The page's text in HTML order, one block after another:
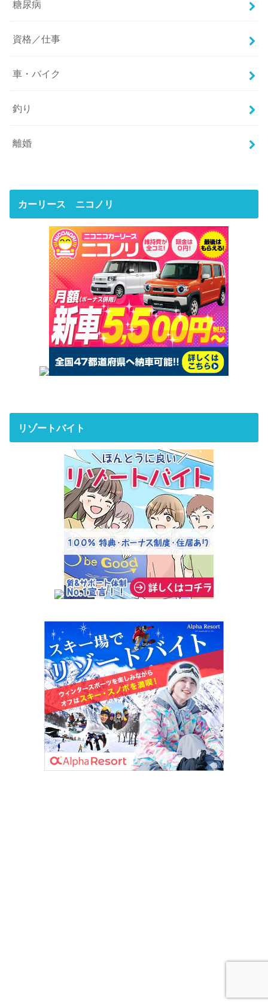
糖尿病
資格／仕事
車・バイク
釣り
離婚
カーリース ニコノリ
リゾートバイト